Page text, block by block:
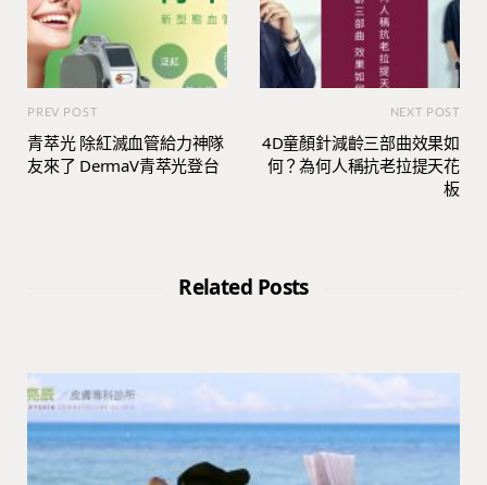
PREV POST
青萃光 除紅滅血管給力神隊
友來了 DermaV青萃光登台
NEXT POST
4D童顏針減齡三部曲效果如
何？為何人稱抗老拉提天花
板
Related Posts